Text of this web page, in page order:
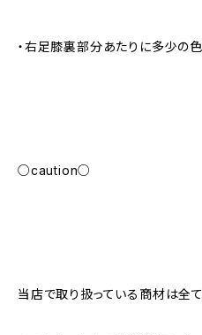
・右足膝裏部分あたりに多少の
○caution○
当店で取り扱っている商材は全て